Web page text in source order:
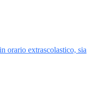
orario extrascolastico, sia